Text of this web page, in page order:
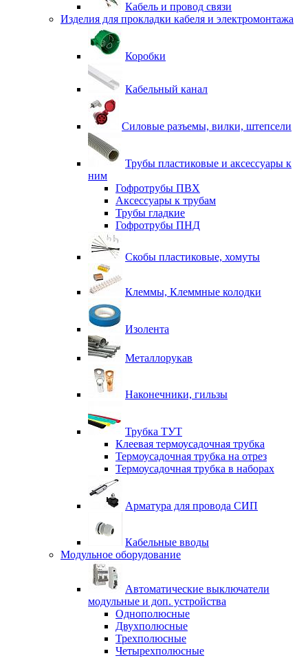
Кабель и провод связи
Изделия для прокладки кабеля и электромонтажа
Коробки
Кабельный канал
Силовые разъемы, вилки, штепсели
Трубы пластиковые и аксессуары к
ним
Гофротрубы ПВХ
Аксессуары к трубам
Трубы гладкие
Гофротрубы ПНД
Скобы пластиковые, хомуты
Клеммы, Клеммные колодки
Изолента
Металлорукав
Наконечники, гильзы
Трубка ТУТ
Клеевая термоусадочная трубка
Термоусадочная трубка на отрез
Термоусадочная трубка в наборах
Арматура для провода СИП
Кабельные вводы
Модульное оборудование
Автоматические выключатели
модульные и доп. устройства
Однополюсные
Двухполюсные
Трехполюсные
Четырехполюсные